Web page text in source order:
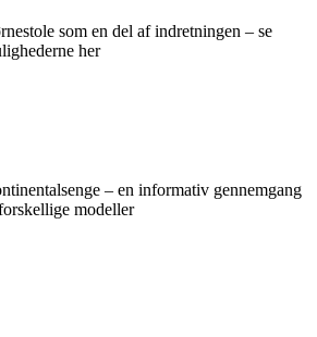
som en del af indretningen – se
her
– en informativ gennemgang
modeller